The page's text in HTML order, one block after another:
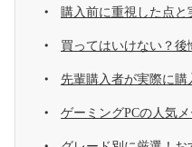
購入前に重視した点と
買ってはいけない？後
先輩購入者が実際に購
ゲーミングPCの人気